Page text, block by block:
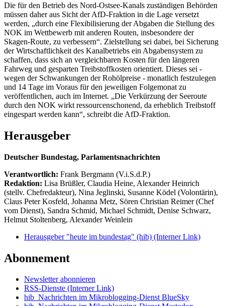
Die für den Betrieb des Nord-Ostsee-Kanals zuständigen Behörden
müssen daher aus Sicht der AfD-Fraktion in die Lage versetzt
werden, „durch eine Flexibilisierung der Abgaben die Stellung des
NOK im Wettbewerb mit anderen Routen, insbesondere der
Skagen-Route, zu verbessern“. Zielstellung sei dabei, bei Sicherung
der Wirtschaftlichkeit des Kanalbetriebs ein Abgabensystem zu
schaffen, dass sich an vergleichbaren Kosten für den längeren
Fahrweg und gesparten Treibstoffkosten orientiert. Dieses sei -
wegen der Schwankungen der Rohölpreise - monatlich festzulegen
und 14 Tage im Voraus für den jeweiligen Folgemonat zu
veröffentlichen, auch im Internet. „Die Verkürzung der Seeroute
durch den NOK wirkt ressourcenschonend, da erheblich Treibstoff
eingespart werden kann“, schreibt die AfD-Fraktion.
Herausgeber
Deutscher Bundestag, Parlamentsnachrichten
Verantwortlich: Frank Bergmann (V.i.S.d.P.)
Redaktion: Lisa Brüßler, Claudia Heine, Alexander Heinrich
(stellv. Chefredakteur), Nina Jeglinski, Susanne Ködel (Volontärin),
Claus Peter Kosfeld, Johanna Metz, Sören Christian Reimer (Chef
vom Dienst), Sandra Schmid, Michael Schmidt, Denise Schwarz,
Helmut Stoltenberg, Alexander Weinlein
Herausgeber "heute im bundestag" (hib) (Interner Link)
Abonnement
Newsletter abonnieren
RSS-Dienste (Interner Link)
hib_Nachrichten im Mikroblogging-Dienst BlueSky